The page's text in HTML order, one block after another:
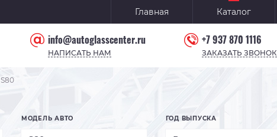
Главная Каталог
info@autoglasscenter.ru
НАПИСАТЬ НАМ
+7 937 870 1116
ЗАКАЗАТЬ ЗВОНОК
S80
МОДЕЛЬ АВТО ГОД ВЫПУСКА